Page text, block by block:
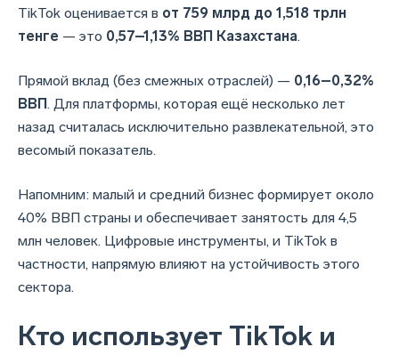
TikTok оценивается в от 759 млрд до 1,518 трлн
тенге — это 0,57–1,13% ВВП Казахстана.
Прямой вклад (без смежных отраслей) — 0,16–0,32%
ВВП. Для платформы, которая ещё несколько лет
назад считалась исключительно развлекательной, это
весомый показатель.
Напомним: малый и средний бизнес формирует около
40% ВВП страны и обеспечивает занятость для 4,5
млн человек. Цифровые инструменты, и TikTok в
частности, напрямую влияют на устойчивость этого
сектора.
Кто использует TikTok и